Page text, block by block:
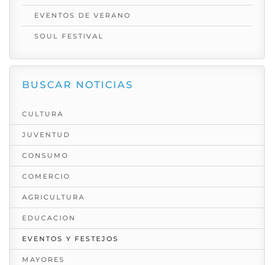
EVENTOS DE VERANO
SOUL FESTIVAL
BUSCAR NOTICIAS
CULTURA
JUVENTUD
CONSUMO
COMERCIO
AGRICULTURA
EDUCACION
EVENTOS Y FESTEJOS
MAYORES